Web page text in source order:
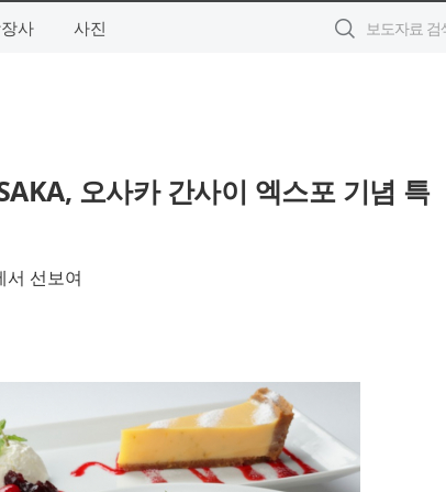
사 사진
오사카 간사이 엑스포 기념 특
서 선보여